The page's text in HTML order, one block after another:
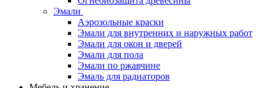
Эмали
Аэрозольные краски
Эмали для внутренних и наружных работ
Эмали для окон и дверей
Эмали для пола
Эмали по ржавчине
Эмаль для радиаторов